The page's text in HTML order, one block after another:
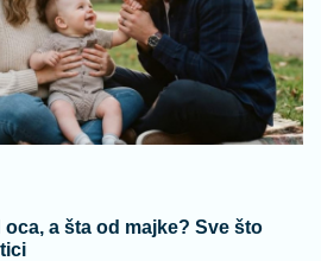
a šta od majke? Sve što